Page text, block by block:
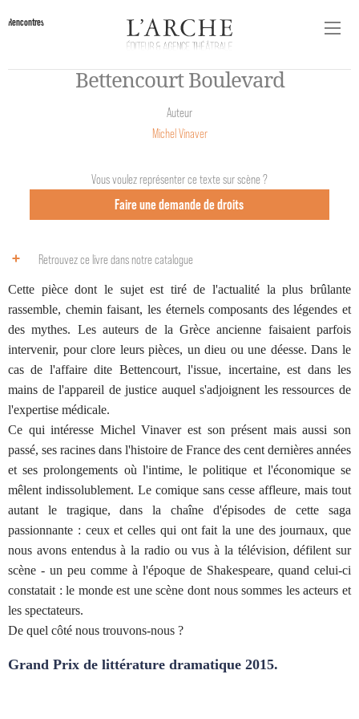
Rencontres
Bettencourt Boulevard
Auteur
Michel Vinaver
Vous voulez représenter ce texte sur scène ?
Faire une demande de droits
Retrouvez ce livre dans notre catalogue
Cette pièce dont le sujet est tiré de l'actualité la plus brûlante
rassemble, chemin faisant, les éternels composants des légendes et
des mythes. Les auteurs de la Grèce ancienne faisaient parfois
intervenir, pour clore leurs pièces, un dieu ou une déesse. Dans le
cas de l'affaire dite Bettencourt, l'issue, incertaine, est dans les
mains de l'appareil de justice auquel s'adjoignent les ressources de
l'expertise médicale.
Ce qui intéresse Michel Vinaver est son présent mais aussi son
passé, ses racines dans l'histoire de France des cent dernières années
et ses prolongements où l'intime, le politique et l'économique se
mêlent indissolublement. Le comique sans cesse affleure, mais tout
autant le tragique, dans la chaîne d'épisodes de cette saga
passionnante : ceux et celles qui ont fait la une des journaux, que
nous avons entendus à la radio ou vus à la télévision, défilent sur
scène - un peu comme à l'époque de Shakespeare, quand celui-ci
constatait : le monde est une scène dont nous sommes les acteurs et
les spectateurs.
De quel côté nous trouvons-nous ?
Grand Prix de littérature dramatique 2015.